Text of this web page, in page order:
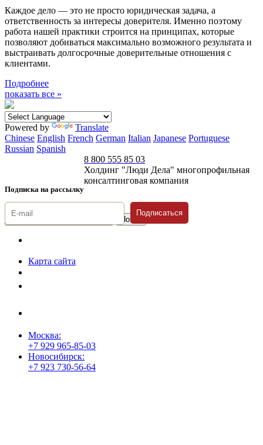
Каждое дело — это не просто юридическая задача, а
ответственность за интересы доверителя. Именно поэтому
работа нашей практики строится на принципах, которые
позволяют добиваться максимально возможного результата и
выстраивать долгосрочные доверительные отношения с
клиентами.
Подробнее
показать все »
Powered by
Translate
Chinese English French German Italian Japanese Portuguese
Russian Spanish
Подписка на рассылку
8 800 555 85 03
Холдинг "Люди Дела" многопрофильная
консалтинговая компания
Подписаться
Карта сайта
Москва:
+7 929 965-85-03
Новосибирск:
+7 923 730-56-64